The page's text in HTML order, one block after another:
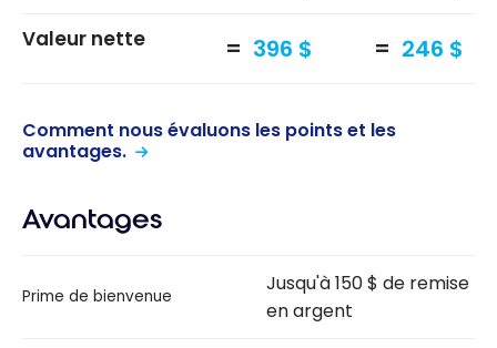
Valeur nette 396 $ 246 $
Comment nous évaluons les points et les
avantages.
Avantages
Prime de bienvenue
Jusqu'à 150 $ de remise
en argent